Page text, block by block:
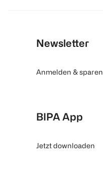
Newsletter
Anmelden & sparen
BIPA App
Jetzt downloaden